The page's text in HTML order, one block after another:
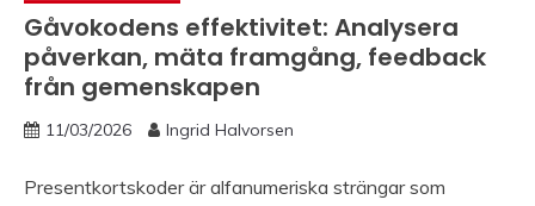
Gåvokodens effektivitet: Analysera
påverkan, mäta framgång, feedback
från gemenskapen
11/03/2026 Ingrid Halvorsen
Presentkortskoder är alfanumeriska strängar som